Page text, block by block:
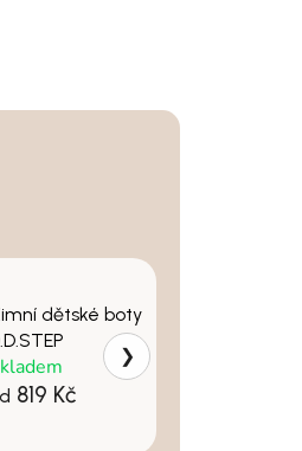
dětské boty
819 Kč
❯